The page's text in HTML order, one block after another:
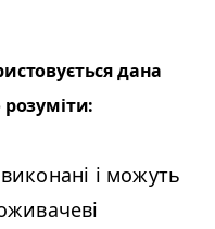
дана
і можуть